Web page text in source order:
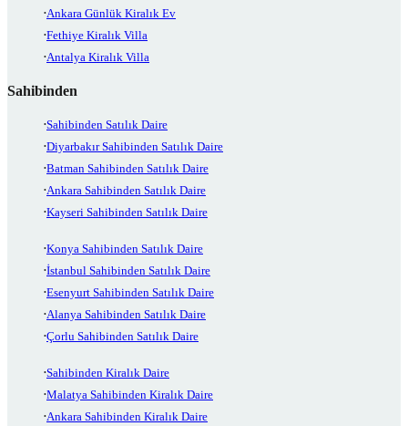
Ankara Günlük Kiralık Ev
Fethiye Kiralık Villa
Antalya Kiralık Villa
Sahibinden
Sahibinden Satılık Daire
Diyarbakır Sahibinden Satılık Daire
Batman Sahibinden Satılık Daire
Ankara Sahibinden Satılık Daire
Kayseri Sahibinden Satılık Daire
Konya Sahibinden Satılık Daire
İstanbul Sahibinden Satılık Daire
Esenyurt Sahibinden Satılık Daire
Alanya Sahibinden Satılık Daire
Çorlu Sahibinden Satılık Daire
Sahibinden Kiralık Daire
Malatya Sahibinden Kiralık Daire
Ankara Sahibinden Kiralık Daire